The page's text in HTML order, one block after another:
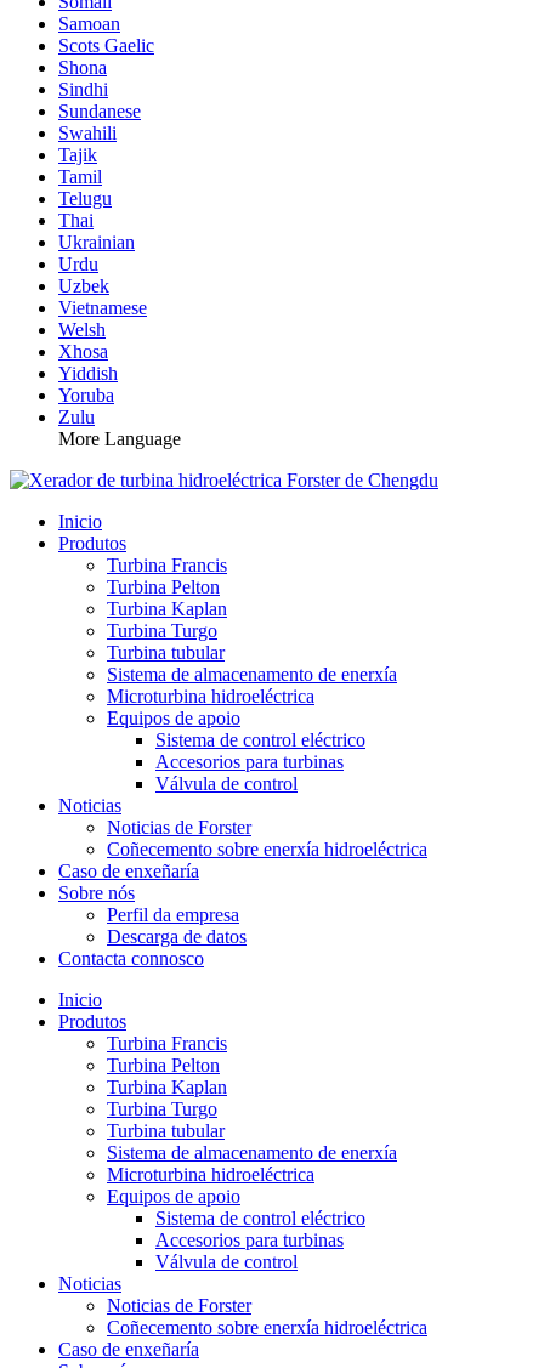
Samoan
Scots Gaelic
Shona
Sindhi
Sundanese
Swahili
Tajik
Tamil
Telugu
Thai
Ukrainian
Urdu
Uzbek
Vietnamese
Welsh
Xhosa
Yiddish
Yoruba
Zulu
More Language
Inicio
Produtos
Turbina Francis
Turbina Pelton
Turbina Kaplan
Turbina Turgo
Turbina tubular
Sistema de almacenamento de enerxía
Microturbina hidroeléctrica
Equipos de apoio
Sistema de control eléctrico
Accesorios para turbinas
Válvula de control
Noticias
Noticias de Forster
Coñecemento sobre enerxía hidroeléctrica
Caso de enxeñaría
Sobre nós
Perfil da empresa
Descarga de datos
Contacta connosco
Inicio
Produtos
Turbina Francis
Turbina Pelton
Turbina Kaplan
Turbina Turgo
Turbina tubular
Sistema de almacenamento de enerxía
Microturbina hidroeléctrica
Equipos de apoio
Sistema de control eléctrico
Accesorios para turbinas
Válvula de control
Noticias
Noticias de Forster
Coñecemento sobre enerxía hidroeléctrica
Caso de enxeñaría